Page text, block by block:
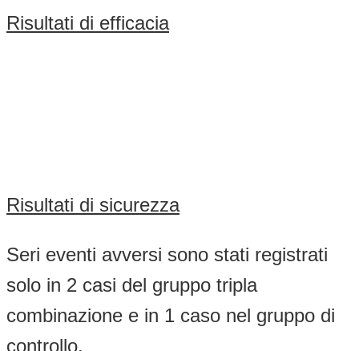
Risultati di efficacia
Risultati di sicurezza
Seri eventi avversi sono stati registrati
solo in 2 casi del gruppo tripla
combinazione e in 1 caso nel gruppo di
controllo.